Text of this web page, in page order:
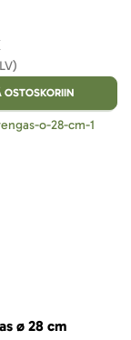
OSTOSKORIIN
ø 28 cm